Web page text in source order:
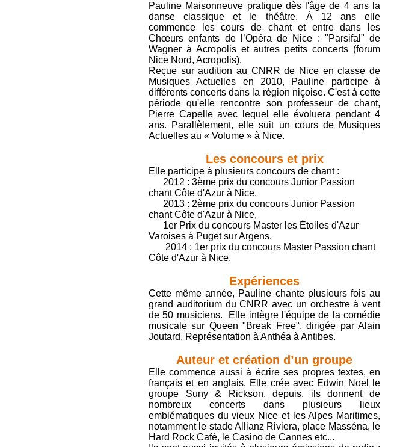
Pauline Maisonneuve pratique dès l'âge de 4 ans la
danse classique et le théâtre. À 12 ans elle
commence les cours de chant et entre dans les
Chœurs enfants de l’Opéra de Nice : "Parsifal" de
Wagner à Acropolis et autres petits concerts (forum
Nice Nord, Acropolis).
Reçue sur audition au CNRR de Nice en classe de
Musiques Actuelles en 2010, Pauline participe à
différents concerts dans la région niçoise. C'est à cette
période qu'elle rencontre son professeur de chant,
Pierre Capelle avec lequel elle évoluera pendant 4
ans. Parallèlement, elle suit un cours de Musiques
Actuelles au « Volume » à Nice.
Les concours et prix
Elle participe à plusieurs concours de chant :
2012 : 3ème prix du concours Junior Passion
chant Côte d'Azur à Nice.
2013 : 2ème prix du concours Junior Passion
chant Côte d'Azur à Nice,
1er Prix du concours Master les Étoiles d'Azur
Varoises à Puget sur Argens.
2014 : 1er prix du concours Master Passion chant
Côte d'Azur à Nice.
Expériences
Cette même année, Pauline chante plusieurs fois au
grand auditorium du CNRR avec un orchestre à vent
de 50 musiciens. Elle intègre l'équipe de la comédie
musicale sur Queen "Break Free", dirigée par Alain
Joutard. Représentation à Anthéa à Antibes.
Auteur et création d’un groupe
Elle commence aussi à écrire ses propres textes, en
français et en anglais. Elle crée avec Edwin Noel le
groupe Suny & Rickson, depuis, ils donnent de
nombreux concerts dans plusieurs lieux
emblématiques du vieux Nice et les Alpes Maritimes,
notamment le stade Allianz Riviera, place Masséna, le
Hard Rock Café, le Casino de Cannes etc...